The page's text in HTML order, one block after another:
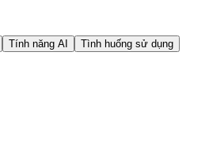
Tính năng AI
Tình huống sử dụng